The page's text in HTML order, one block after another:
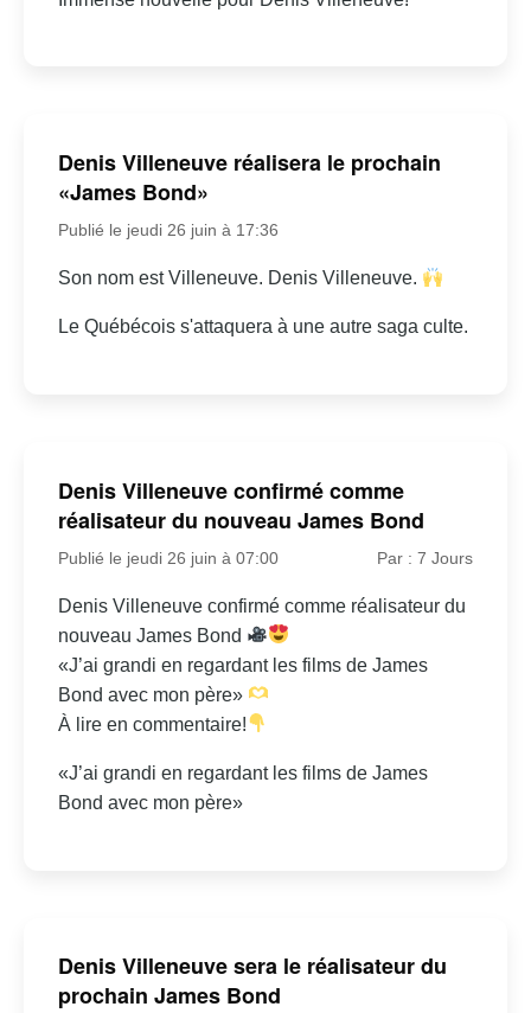
Denis Villeneuve réalisera le prochain
«James Bond»
Publié le jeudi 26 juin à 17:36
Son nom est Villeneuve. Denis Villeneuve.
Le Québécois s'attaquera à une autre saga culte.
Denis Villeneuve confirmé comme
réalisateur du nouveau James Bond
Publié le jeudi 26 juin à 07:00 Par : 7 Jours
Denis Villeneuve confirmé comme réalisateur du
nouveau James Bond
«J’ai grandi en regardant les films de James
Bond avec mon père»
À lire en commentaire!
«J’ai grandi en regardant les films de James
Bond avec mon père»
Denis Villeneuve sera le réalisateur du
prochain James Bond